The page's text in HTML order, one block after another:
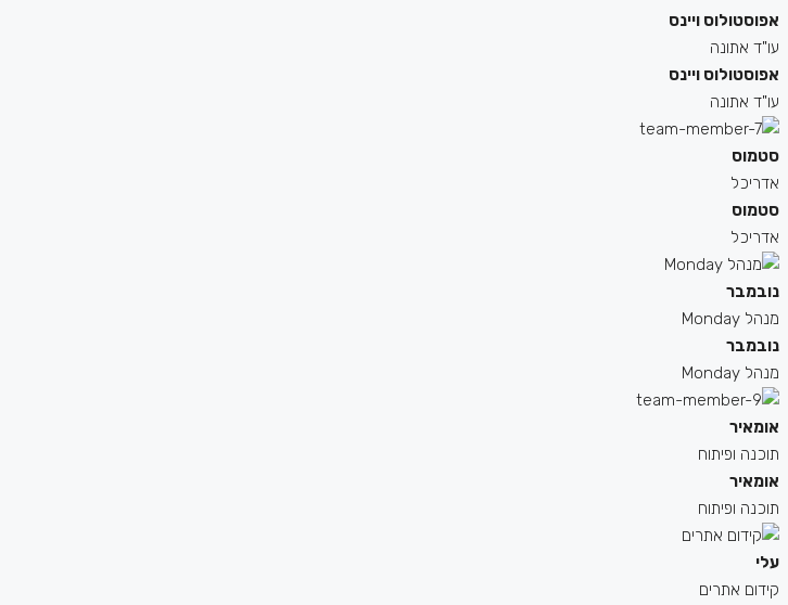
אפוסטולוס ויינס
עו"ד אתונה
אפוסטולוס ויינס
עו"ד אתונה
סטמוס
אדריכל
סטמוס
אדריכל
נובמבר
מנהל Monday
נובמבר
מנהל Monday
אומאיר
תוכנה ופיתוח
אומאיר
תוכנה ופיתוח
עלי
קידום אתרים